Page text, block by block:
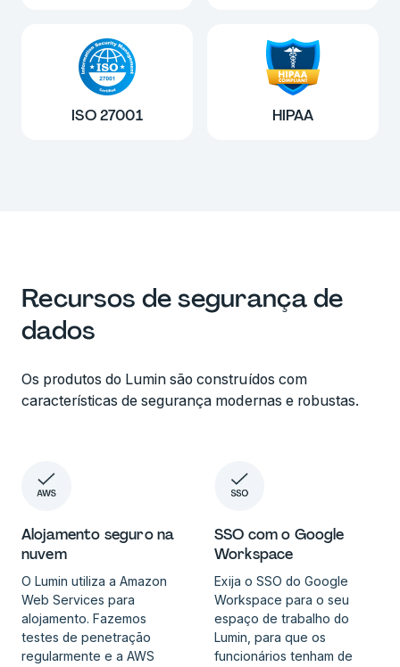
ISO 27001 HIPAA
Recursos de segurança de
dados
Os produtos do Lumin são construídos com
características de segurança modernas e robustas.
Alojamento seguro na
nuvem
O Lumin utiliza a Amazon
Web Services para
alojamento. Fazemos
testes de penetração
regularmente e a AWS
SSO com o Google
Workspace
Exija o SSO do Google
Workspace para o seu
espaço de trabalho do
Lumin, para que os
funcionários tenham de